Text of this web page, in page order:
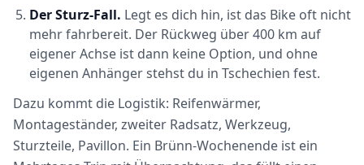
Der Sturz-Fall. Legt es dich hin, ist das Bike oft nicht
mehr fahrbereit. Der Rückweg über 400 km auf
eigener Achse ist dann keine Option, und ohne
eigenen Anhänger stehst du in Tschechien fest.
Dazu kommt die Logistik: Reifenwärmer,
Montageständer, zweiter Radsatz, Werkzeug,
Sturzteile, Pavillon. Ein Brünn-Wochenende ist ein